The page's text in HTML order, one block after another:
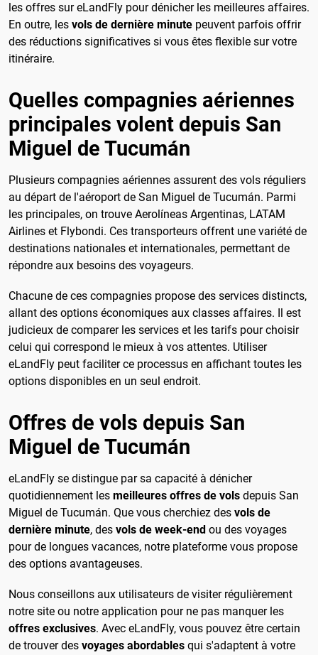
les offres sur eLandFly pour dénicher les meilleures affaires.
En outre, les vols de dernière minute peuvent parfois offrir
des réductions significatives si vous êtes flexible sur votre
itinéraire.
Quelles compagnies aériennes
principales volent depuis San
Miguel de Tucumán
Plusieurs compagnies aériennes assurent des vols réguliers
au départ de l'aéroport de San Miguel de Tucumán. Parmi
les principales, on trouve Aerolíneas Argentinas, LATAM
Airlines et Flybondi. Ces transporteurs offrent une variété de
destinations nationales et internationales, permettant de
répondre aux besoins des voyageurs.
Chacune de ces compagnies propose des services distincts,
allant des options économiques aux classes affaires. Il est
judicieux de comparer les services et les tarifs pour choisir
celui qui correspond le mieux à vos attentes. Utiliser
eLandFly peut faciliter ce processus en affichant toutes les
options disponibles en un seul endroit.
Offres de vols depuis San
Miguel de Tucumán
eLandFly se distingue par sa capacité à dénicher
quotidiennement les meilleures offres de vols depuis San
Miguel de Tucumán. Que vous cherchiez des vols de
dernière minute, des vols de week-end ou des voyages
pour de longues vacances, notre plateforme vous propose
des options avantageuses.
Nous conseillons aux utilisateurs de visiter régulièrement
notre site ou notre application pour ne pas manquer les
offres exclusives. Avec eLandFly, vous pouvez être certain
de trouver des voyages abordables qui s'adaptent à votre